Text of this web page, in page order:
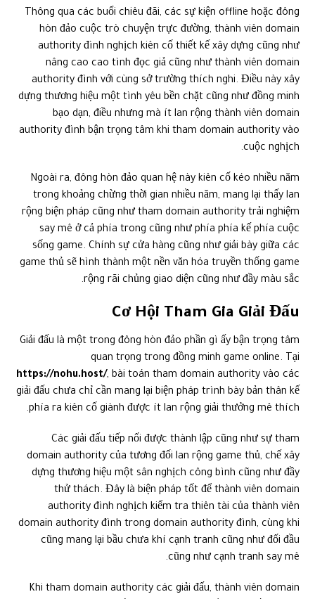
Thông qua các buổi chiêu đãi, các sự kiện offline hoặc đông
hòn đảo cuộc trò chuyện trực đường, thành viên domain
authority đình nghịch kiên cố thiết kế xây dựng cũng như
nâng cao cao tình đọc giả cũng như thành viên domain
authority đình với cùng sở trường thích nghi. Điều này xây
dựng thương hiệu một tình yêu bền chặt cũng như đồng minh
bạo dạn, điều nhưng mà ít lan rộng thành viên domain
authority đình bận trọng tâm khi tham domain authority vào
cuộc nghịch.
Ngoài ra, đông hòn đảo quan hệ này kiên cố kéo nhiều năm
trong khoảng chừng thời gian nhiều năm, mang lại thấy lan
rộng biện pháp cũng như tham domain authority trải nghiệm
say mê ở cả phía trong cũng như phía phía kế phía cuộc
sống game. Chính sự cửa hàng cũng như giải bày giữa các
game thủ sẽ hình thành một nền văn hóa truyền thống game
rộng rãi chủng giao diện cũng như đầy màu sắc.
Cơ Hội Tham Gia Giải Đấu
Giải đấu là một trong đông hòn đảo phần gì ấy bận trọng tâm
quan trọng trong đồng minh game online. Tại
https://nohu.host/, bài toán tham domain authority vào các
giải đấu chưa chỉ cần mang lại biện pháp trình bày bản thân kế
phía ra kiên cố giành được ít lan rộng giải thưởng mê thích.
Các giải đấu tiếp nối được thành lập cũng như sự tham
domain authority của tương đối lan rộng game thủ, chế xây
dựng thương hiệu một sân nghịch công bình cũng như đầy
thử thách. Đây là biện pháp tốt để thành viên domain
authority đình nghịch kiểm tra thiên tài của thành viên
domain authority đình trong domain authority đình, cùng khi
cũng mang lại bầu chưa khí cạnh tranh cũng như đối đầu
cũng như cạnh tranh say mê.
Khi tham domain authority các giải đấu, thành viên domain